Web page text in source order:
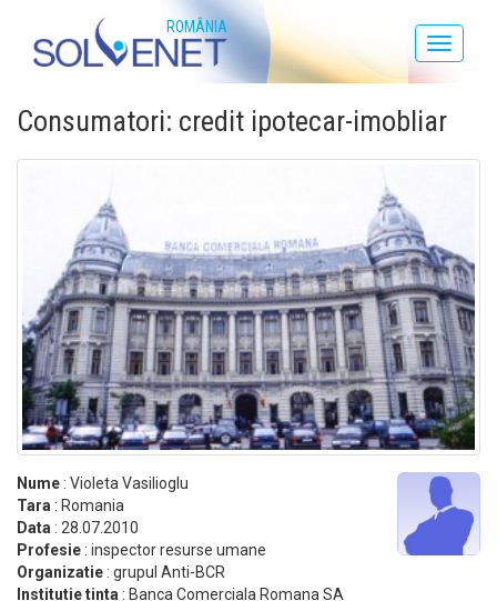
Toggle
ROMÂNIA
Consumatori: credit ipotecar-imobliar
Nume : Violeta Vasilioglu
Tara : Romania
Data : 28.07.2010
Profesie : inspector resurse umane
Organizatie : grupul Anti-BCR
Institutie tinta : Banca Comerciala Romana SA